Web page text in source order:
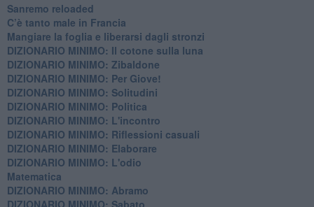
Sanremo reloaded
C’è tanto male in Francia
​Mangiare la foglia e liberarsi dagli stronzi
DIZIONARIO MINIMO: Il cotone sulla luna
DIZIONARIO MINIMO: Zibaldone
DIZIONARIO MINIMO: Per Giove!
DIZIONARIO MINIMO: Solitudini
DIZIONARIO MINIMO: Politica
DIZIONARIO MINIMO: L'incontro
DIZIONARIO MINIMO: Riflessioni casuali
DIZIONARIO MINIMO: Elaborare
DIZIONARIO MINIMO: L'odio
​Matematica
DIZIONARIO MINIMO: Abramo
DIZIONARIO MINIMO: Sabato